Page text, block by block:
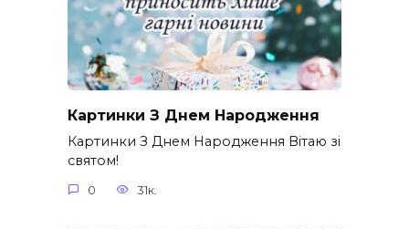
Картинки З Днем Народження
Картинки З Днем Народження Вітаю зі
святом!
0 31к.